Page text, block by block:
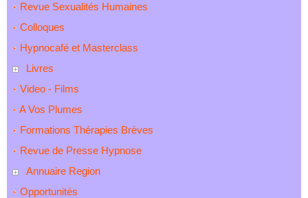
Revue Sexualités Humaines
Colloques
Hypnocafé et Masterclass
Livres
Video - Films
A Vos Plumes
Formations Thérapies Brèves
Revue de Presse Hypnose
Annuaire Region
Opportunités